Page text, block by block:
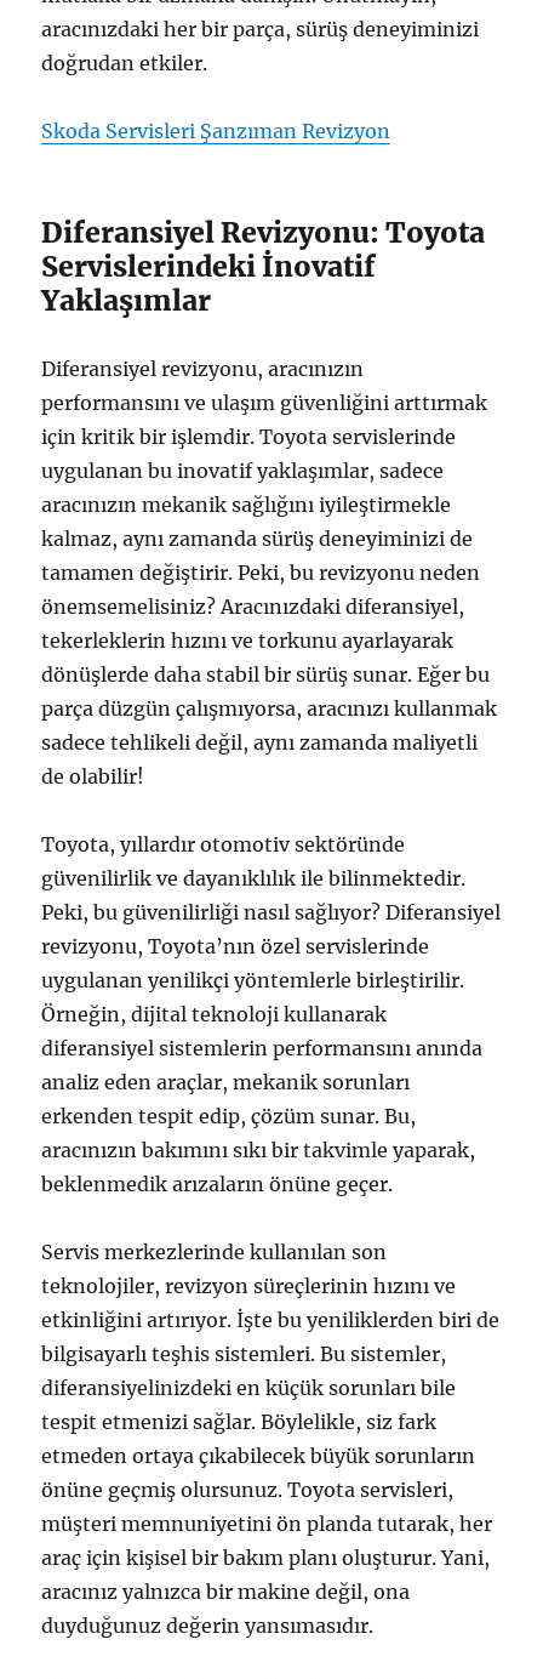
aracınızdaki her bir parça, sürüş deneyiminizi
doğrudan etkiler.
Skoda Servisleri Şanzıman Revizyon
Diferansiyel Revizyonu: Toyota
Servislerindeki İnovatif
Yaklaşımlar
Diferansiyel revizyonu, aracınızın
performansını ve ulaşım güvenliğini arttırmak
için kritik bir işlemdir. Toyota servislerinde
uygulanan bu inovatif yaklaşımlar, sadece
aracınızın mekanik sağlığını iyileştirmekle
kalmaz, aynı zamanda sürüş deneyiminizi de
tamamen değiştirir. Peki, bu revizyonu neden
önemsemelisiniz? Aracınızdaki diferansiyel,
tekerleklerin hızını ve torkunu ayarlayarak
dönüşlerde daha stabil bir sürüş sunar. Eğer bu
parça düzgün çalışmıyorsa, aracınızı kullanmak
sadece tehlikeli değil, aynı zamanda maliyetli
de olabilir!
Toyota, yıllardır otomotiv sektöründe
güvenilirlik ve dayanıklılık ile bilinmektedir.
Peki, bu güvenilirliği nasıl sağlıyor? Diferansiyel
revizyonu, Toyota’nın özel servislerinde
uygulanan yenilikçi yöntemlerle birleştirilir.
Örneğin, dijital teknoloji kullanarak
diferansiyel sistemlerin performansını anında
analiz eden araçlar, mekanik sorunları
erkenden tespit edip, çözüm sunar. Bu,
aracınızın bakımını sıkı bir takvimle yaparak,
beklenmedik arızaların önüne geçer.
Servis merkezlerinde kullanılan son
teknolojiler, revizyon süreçlerinin hızını ve
etkinliğini artırıyor. İşte bu yeniliklerden biri de
bilgisayarlı teşhis sistemleri. Bu sistemler,
diferansiyelinizdeki en küçük sorunları bile
tespit etmenizi sağlar. Böylelikle, siz fark
etmeden ortaya çıkabilecek büyük sorunların
önüne geçmiş olursunuz. Toyota servisleri,
müşteri memnuniyetini ön planda tutarak, her
araç için kişisel bir bakım planı oluşturur. Yani,
aracınız yalnızca bir makine değil, ona
duyduğunuz değerin yansımasıdır.